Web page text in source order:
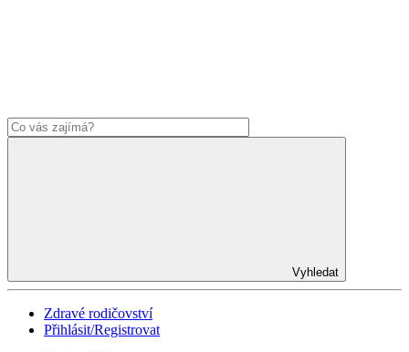
Vyhledat
Zdravé rodičovství
Přihlásit/Registrovat